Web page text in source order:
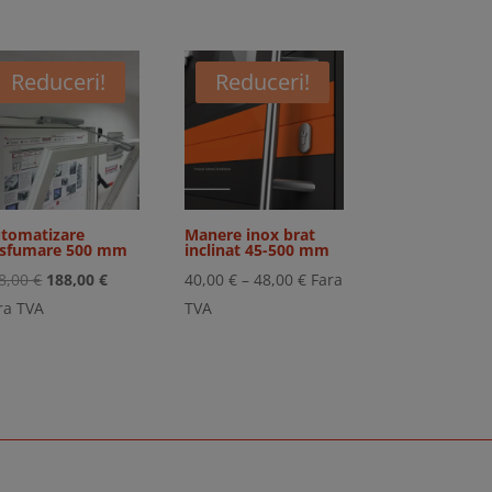
Reduceri!
500 mm
€ Prețul
188,00€Prețul
TVA
Reduceri!
Manere inox brat
inclinat 45-500 mm
40,00€ – 48,00€Interval
Fara
TVA